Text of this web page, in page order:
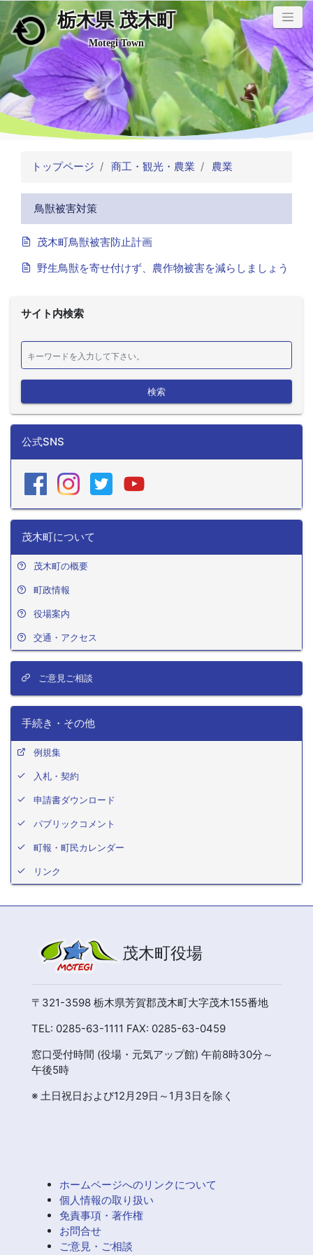
メインコンテンツにスキップ
栃木県 茂木町
Motegi Town
トップページ 商工・観光・農業 農業
鳥獣被害対策
茂木町鳥獣被害防止計画
野生鳥獣を寄せ付けず、農作物被害を減らしましょう
サイト内検索
検索
公式SNS
茂木町について
茂木町の概要
町政情報
役場案内
交通・アクセス
ご意見ご相談
手続き・その他
例規集
入札・契約
申請書ダウンロード
パブリックコメント
町報・町民カレンダー
リンク
茂木町役場
〒321-3598 栃木県芳賀郡茂木町大字茂木155番地
TEL: 0285-63-1111 FAX: 0285-63-0459
窓口受付時間 (役場・元気アップ館) 午前8時30分～
午後5時
※ 土日祝日および12月29日～1月3日を除く
ホームページへのリンクについて
個人情報の取り扱い
免責事項・著作権
お問合せ
ご意見・ご相談